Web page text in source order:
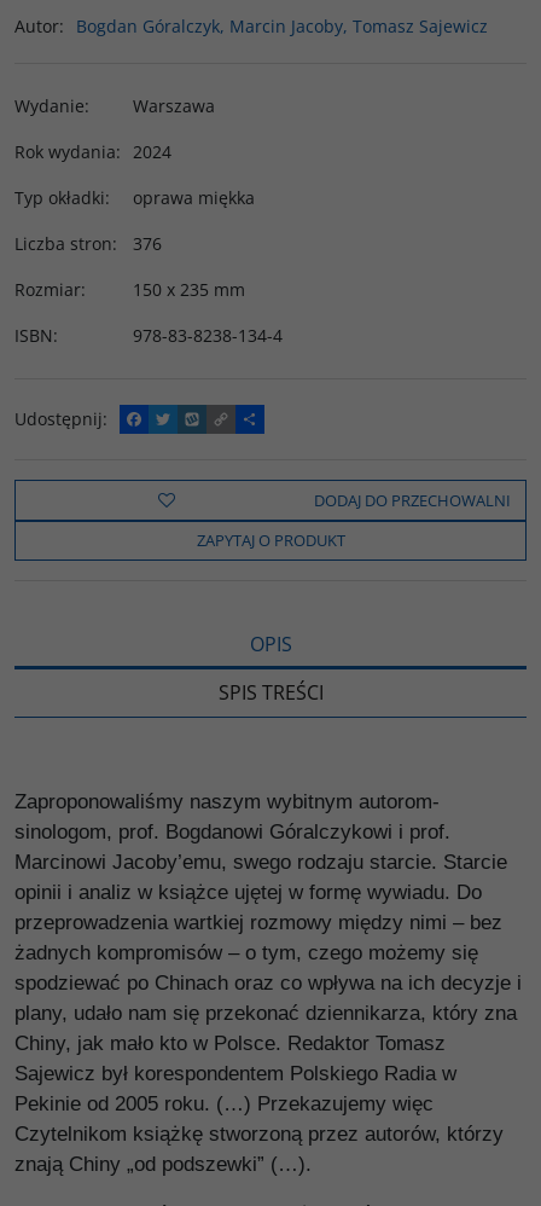
Autor: Bogdan Góralczyk, Marcin Jacoby, Tomasz Sajewicz
Wydanie:
Warszawa
Rok wydania: 2024
Typ okładki:
oprawa miękka
Liczba stron:
376
Rozmiar:
150 x 235 mm
ISBN: 978-83-8238-134-4
Udostępnij:
F
a
e
o
k
T
w
t
t
e
W
y
o
C
o
y
i
n
k
P
o
z
e
l
s
DODAJ DO PRZECHOWALNI
ZAPYTAJ O PRODUKT
OPIS
SPIS TREŚCI
Zaproponowaliśmy naszym wybitnym autorom-
sinologom, prof. Bogdanowi Góralczykowi i prof.
Marcinowi Jacoby’emu, swego rodzaju starcie. Starcie
opinii i analiz w książce ujętej w formę wywiadu. Do
przeprowadzenia wartkiej rozmowy między nimi – bez
żadnych kompromisów – o tym, czego możemy się
spodziewać po Chinach oraz co wpływa na ich decyzje i
plany, udało nam się przekonać dziennikarza, który zna
Chiny, jak mało kto w Polsce. Redaktor Tomasz
Sajewicz był korespondentem Polskiego Radia w
Pekinie od 2005 roku. (…) Przekazujemy więc
Czytelnikom książkę stworzoną przez autorów, którzy
znają Chiny „od podszewki” (…).